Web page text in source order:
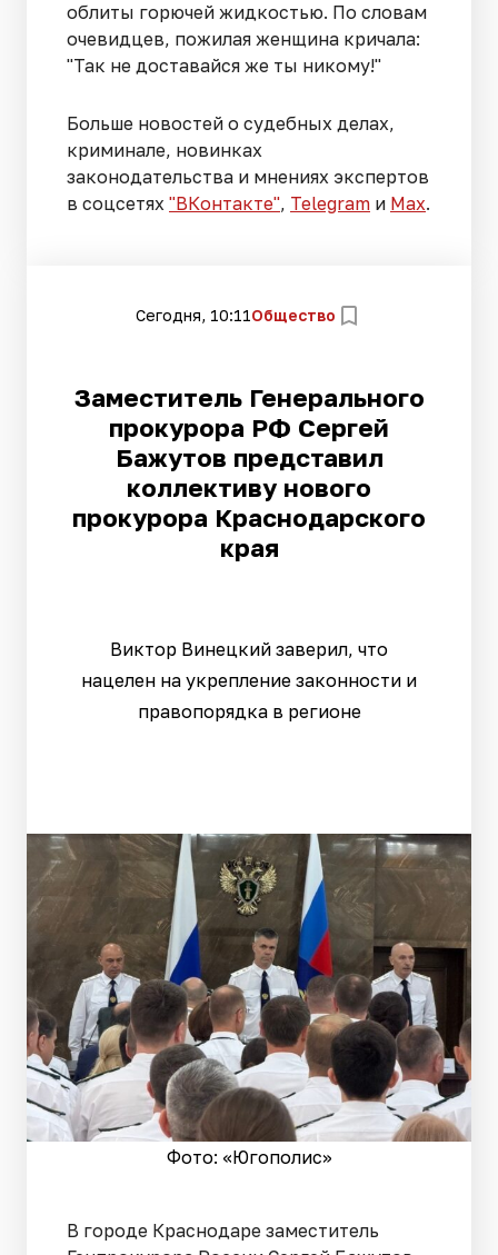
облиты горючей жидкостью. По словам
очевидцев, пожилая женщина кричала:
"Так не доставайся же ты никому!"
Больше новостей о судебных делах,
криминале, новинках
законодательства и мнениях экспертов
в соцсетях "ВКонтакте", Telegram и Max.
Сегодня, 10:11Общество
Заместитель Генерального
прокурора РФ Сергей
Бажутов представил
коллективу нового
прокурора Краснодарского
края
Виктор Винецкий заверил, что
нацелен на укрепление законности и
правопорядка в регионе
Фото: «Югополис»
В городе Краснодаре заместитель